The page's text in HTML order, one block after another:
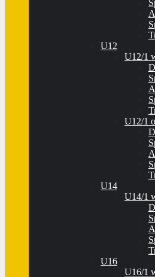
U12
U12/1
U12/1
U14
U14/1
U16
U16/1